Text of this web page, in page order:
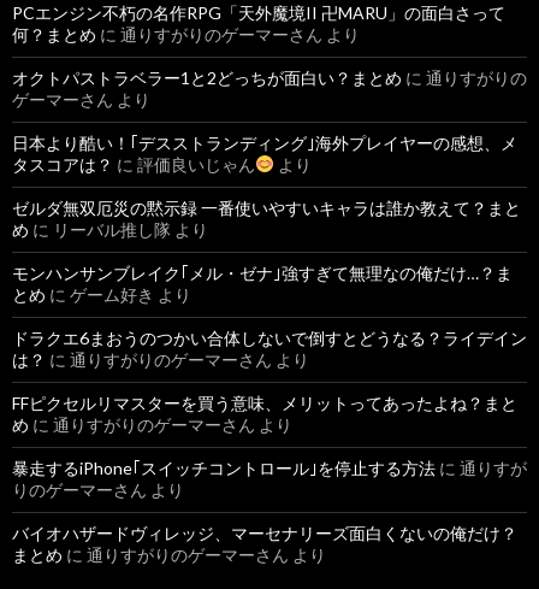
PCエンジン不朽の名作RPG「天外魔境II 卍MARU」の面白さって
何？まとめ に 通りすがりのゲーマーさん より
オクトパストラベラー1と2どっちが面白い？まとめ に 通りすがりの
ゲーマーさん より
日本より酷い！｢デスストランディング｣海外プレイヤーの感想、メ
タスコアは？ に 評価良いじゃん より
ゼルダ無双厄災の黙示録 一番使いやすいキャラは誰か教えて？まと
め に リーバル推し隊 より
モンハンサンブレイク｢メル・ゼナ｣強すぎて無理なの俺だけ…？ま
とめ に ゲーム好き より
ドラクエ6まおうのつかい合体しないで倒すとどうなる？ライデイン
は？ に 通りすがりのゲーマーさん より
FFピクセルリマスターを買う意味、メリットってあったよね？まと
め に 通りすがりのゲーマーさん より
暴走するiPhone｢スイッチコントロール｣を停止する方法 に 通りすが
りのゲーマーさん より
バイオハザードヴィレッジ、マーセナリーズ面白くないの俺だけ？
まとめ に 通りすがりのゲーマーさん より